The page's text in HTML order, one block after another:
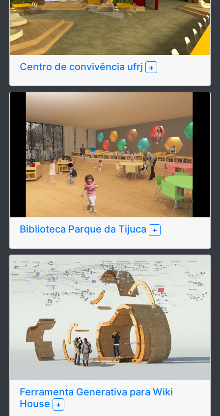
Centro de convivência ufrj +
Biblioteca Parque da Tijuca +
Ferramenta Generativa para Wiki
House
+